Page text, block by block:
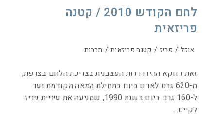
לחם הקודש 2010 / קטנה
פריזאית
אוכל / פריז / קטנה פריזאית / תרבות
זאת דווקא ההידרדרות העצבנית בצריכת הלחם בצרפת,
מ-620 גרם לאדם ביום בתחילת המאה הקודמת ועד
ל-160 גרם ביום בשנת 1990, שמניעה את עיריית פריז
לקיים…